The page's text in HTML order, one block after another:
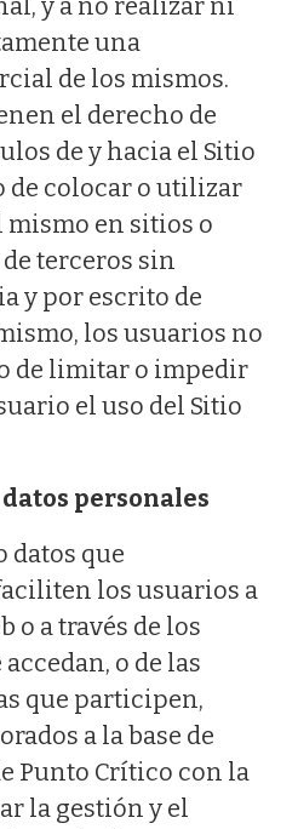
y a no realizar ni
una
de los mismos.
el derecho de
de y hacia el Sitio
de colocar o utilizar
en sitios o
terceros sin
y por escrito de
los usuarios no
de limitar o impedir
el uso del Sitio
personales
datos que
los usuarios a
o a través de los
o de las
que participen,
a la base de
Punto Crítico con la
la gestión y el